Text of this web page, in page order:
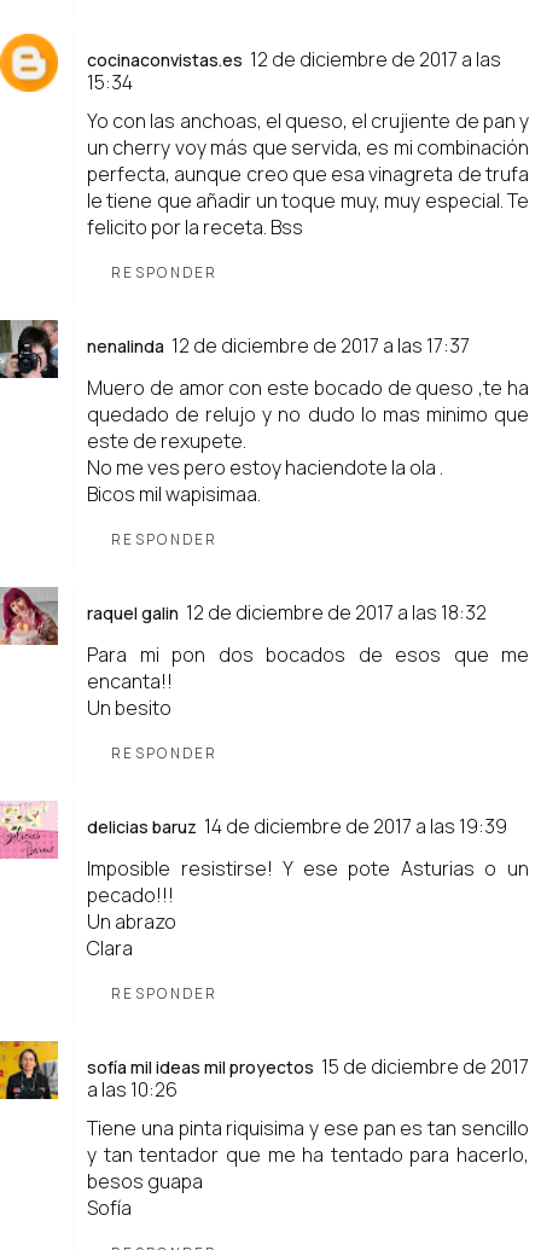
cocinaconvistas.es 12 de diciembre de 2017 a las
15:34
Yo con las anchoas, el queso, el crujiente de pan y
un cherry voy más que servida, es mi combinación
perfecta, aunque creo que esa vinagreta de trufa
le tiene que añadir un toque muy, muy especial. Te
felicito por la receta. Bss
RESPONDER
nenalinda 12 de diciembre de 2017 a las 17:37
Muero de amor con este bocado de queso ,te ha
quedado de relujo y no dudo lo mas minimo que
este de rexupete.
No me ves pero estoy haciendote la ola .
Bicos mil wapisimaa.
RESPONDER
raquel galin 12 de diciembre de 2017 a las 18:32
Para mi pon dos bocados de esos que me
encanta!!
Un besito
RESPONDER
delicias baruz 14 de diciembre de 2017 a las 19:39
Imposible resistirse! Y ese pote Asturias o un
pecado!!!
Un abrazo
Clara
RESPONDER
sofía mil ideas mil proyectos 15 de diciembre de 2017
a las 10:26
Tiene una pinta riquisima y ese pan es tan sencillo
y tan tentador que me ha tentado para hacerlo,
besos guapa
Sofía